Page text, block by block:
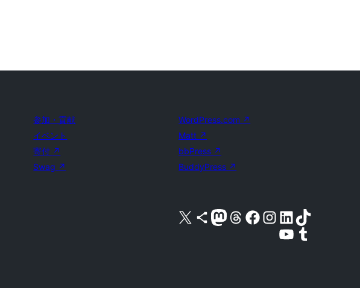
参加・貢献
イベント
寄付 ↗
Swag ↗
WordPress.com ↗
Matt ↗
bbPress ↗
BuddyPress ↗
X (旧 Twitter) アカウントへ Bluesky アカウントへ Mastodon アカウントへ Threads アカウントへ Facebook ページへ Instagram アカウントへ LinkedIn アカウントへTikTok アカウントへ
YouTube チャンネルへ Tumblr アカウントへ